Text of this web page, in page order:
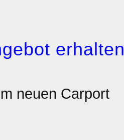
erhalten
neuen Carport